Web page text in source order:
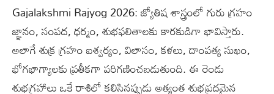
Gajalakshmi Rajyog 2026: జ్యోతిష శాస్త్రంలో గురు గ్రహం
జ్ఞానం, సంపద, ధర్మం, శుభఫలితాలకు కారకుడిగా భావిస్తారు.
అలాగే శుక్ర గ్రహం ఐశ్వర్యం, విలాసం, కళలు, దాంపత్య సుఖం,
భోగభాగ్యాలకు ప్రతీకగా పరిగణించబడుతుంది. ఈ రెండు
శుభగ్రహాలు ఒకే రాశిలో కలిసినప్పుడు అత్యంత శుభప్రదమైన